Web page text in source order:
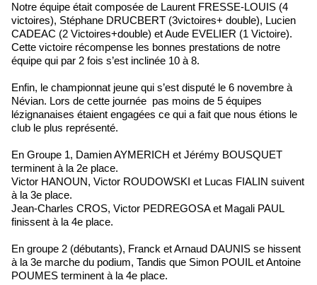
Notre équipe était composée de Laurent FRESSE-LOUIS (4
victoires), Stéphane DRUCBERT (3victoires+ double), Lucien
CADEAC (2 Victoires+double) et Aude EVELIER (1 Victoire).
Cette victoire récompense les bonnes prestations de notre
équipe qui par 2 fois s’est inclinée 10 à 8.
Enfin, le championnat jeune qui s’est disputé le 6 novembre à
Névian. Lors de cette journée pas moins de 5 équipes
lézignanaises étaient engagées ce qui a fait que nous étions le
club le plus représenté.
En Groupe 1, Damien AYMERICH et Jérémy BOUSQUET
terminent à la 2e place.
Victor HANOUN, Victor ROUDOWSKI et Lucas FIALIN suivent
à la 3e place.
Jean-Charles CROS, Victor PEDREGOSA et Magali PAUL
finissent à la 4e place.
En groupe 2 (débutants), Franck et Arnaud DAUNIS se hissent
à la 3e marche du podium, Tandis que Simon POUIL et Antoine
POUMES terminent à la 4e place.